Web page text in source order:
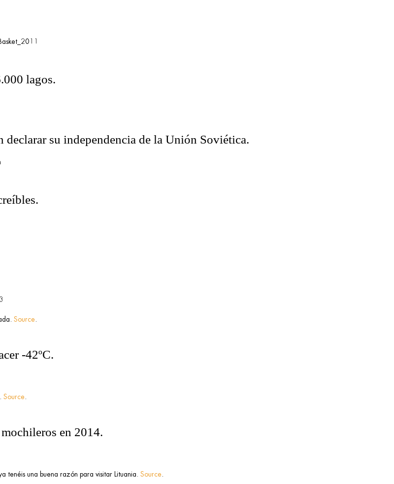
lagos.
su independencia de la Unión Soviética.
Source
-42ºC.
Source
en 2014.
tenéis una buena razón para visitar Lituania. Source